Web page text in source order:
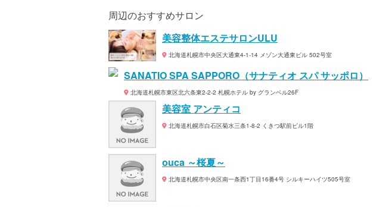
周辺のおすすめサロン
美容整体エステサロンULU
北海道札幌市中央区大通東4-1-14 メゾン大通東ビル 502号室
SANATIO SPA SAPPORO（サナティオ スパ サッポロ）
北海道札幌市東区北六条東2-2-2 札幌ホテル by グランベル26F
美容室 アンティコ
北海道札幌市白石区菊水三条1-8-2 くきつ駅前ビル1階
ouca ～桜夏～
北海道札幌市中央区南一条西1丁目16番4号 シルキーハイツ505号室